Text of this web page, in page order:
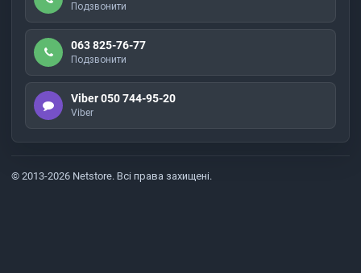
Подзвонити
063 825-76-77
Подзвонити
Viber 050 744-95-20
Viber
© 2013-2026 Netstore. Всі права захищені.